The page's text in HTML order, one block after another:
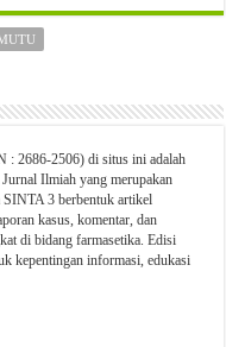
: 2686-2506) di situs ini adalah
Ilmiah yang merupakan
3 berbentuk artikel
kasus, komentar, dan
di bidang farmasetika. Edisi
kepentingan informasi, edukasi